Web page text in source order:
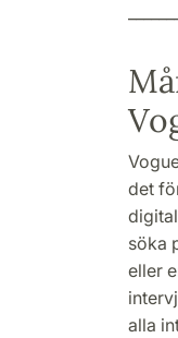
det
söka
eller
alla